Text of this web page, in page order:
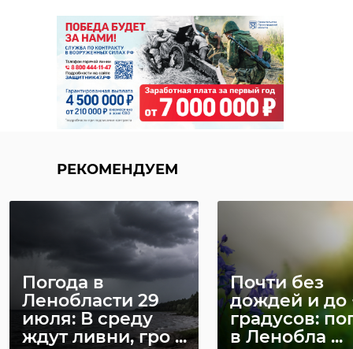
РЕКОМЕНДУЕМ
Погода в
Ленобласти 29
июля: В среду
ждут ливни, гро ...
Почти без
дождей и до
градусов:
в Ленобла ...